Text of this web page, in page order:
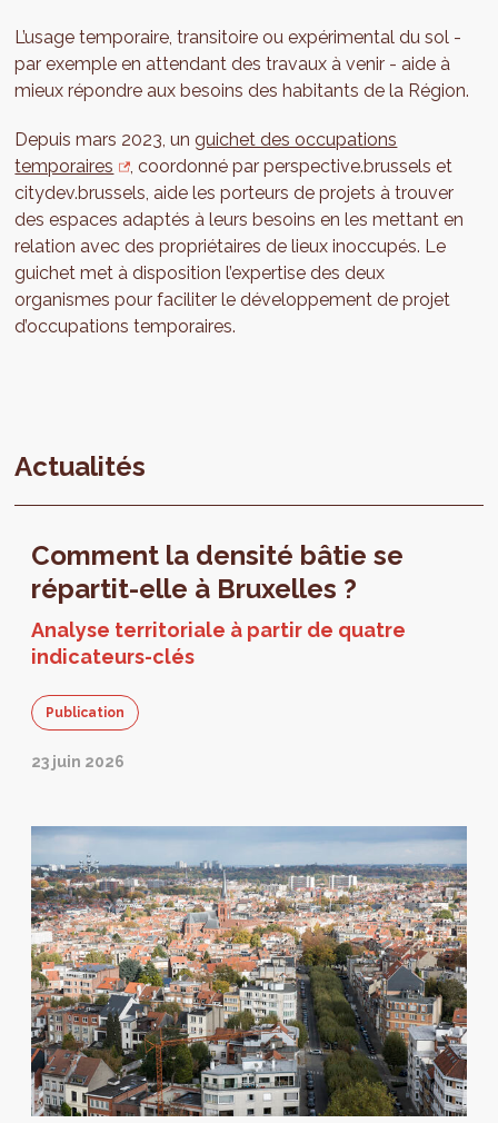
L’usage temporaire, transitoire ou expérimental du sol -
par exemple en attendant des travaux à venir - aide à
mieux répondre aux besoins des habitants de la Région.
Depuis mars 2023, unguichet des occupations
temporaires
, coordonné par perspective.brussels et
citydev.brussels, aide les porteurs de projets à trouver
des espaces adaptés à leurs besoins en les mettant en
relation avec des propriétaires de lieux inoccupés. Le
guichet met à disposition l’expertise des deux
organismes pour faciliter le développement de projet
d’occupations temporaires.
Actualités
Comment la densité bâtie se
répartit-elle à Bruxelles ?
Analyse territoriale à partir de quatre
indicateurs-clés
Publication
23 juin 2026